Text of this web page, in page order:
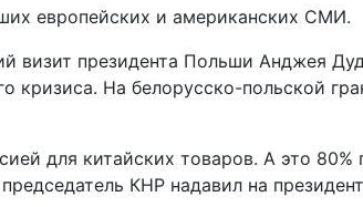
европейских и американских СМИ.
визит президента Польши Анджея
кризиса. На белорусско-польской
для китайских товаров. А это
КНР надавил на